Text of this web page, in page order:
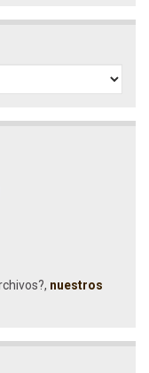
nuestros